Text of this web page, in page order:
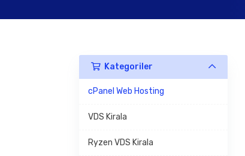
Kategoriler
cPanel Web Hosting
VDS Kirala
Ryzen VDS Kirala